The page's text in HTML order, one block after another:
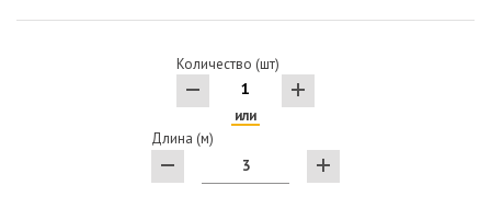
Количество (шт)
или
Длина (м)